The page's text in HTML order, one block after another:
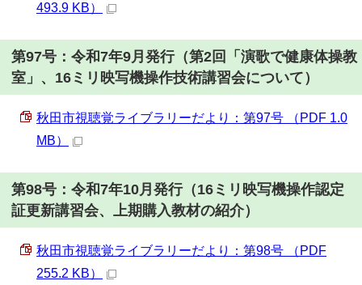
493.9 KB）
第97号：令和7年9月発行（第2回「演歌で健康体操教
室」、16ミリ映写機操作技術講習会について）
秋田市視聴覚ライブラリーだより：第97号 （PDF 1.0
MB）
第98号：令和7年10月発行（16ミリ映写機操作認定
証更新講習会、上期購入教材の紹介）
秋田市視聴覚ライブラリーだより：第98号 （PDF
255.2 KB）